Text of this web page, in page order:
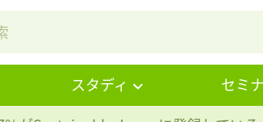
スタディ セミ